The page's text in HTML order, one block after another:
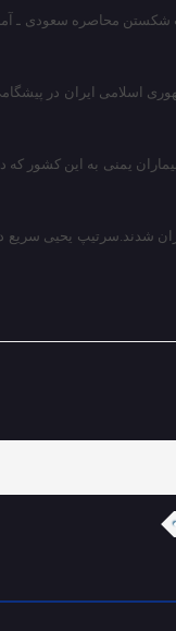
محاصره سعودی ـ
اسلامی ایران در
یمنی به این کشور
شدند.سرتیپ یحیی